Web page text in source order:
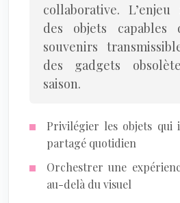
collaborative.
des objets
souvenirs
des gadgets
saison.
Privilégier les objets qui
partagé quotidien
Orchestrer une
au-delà du visuel